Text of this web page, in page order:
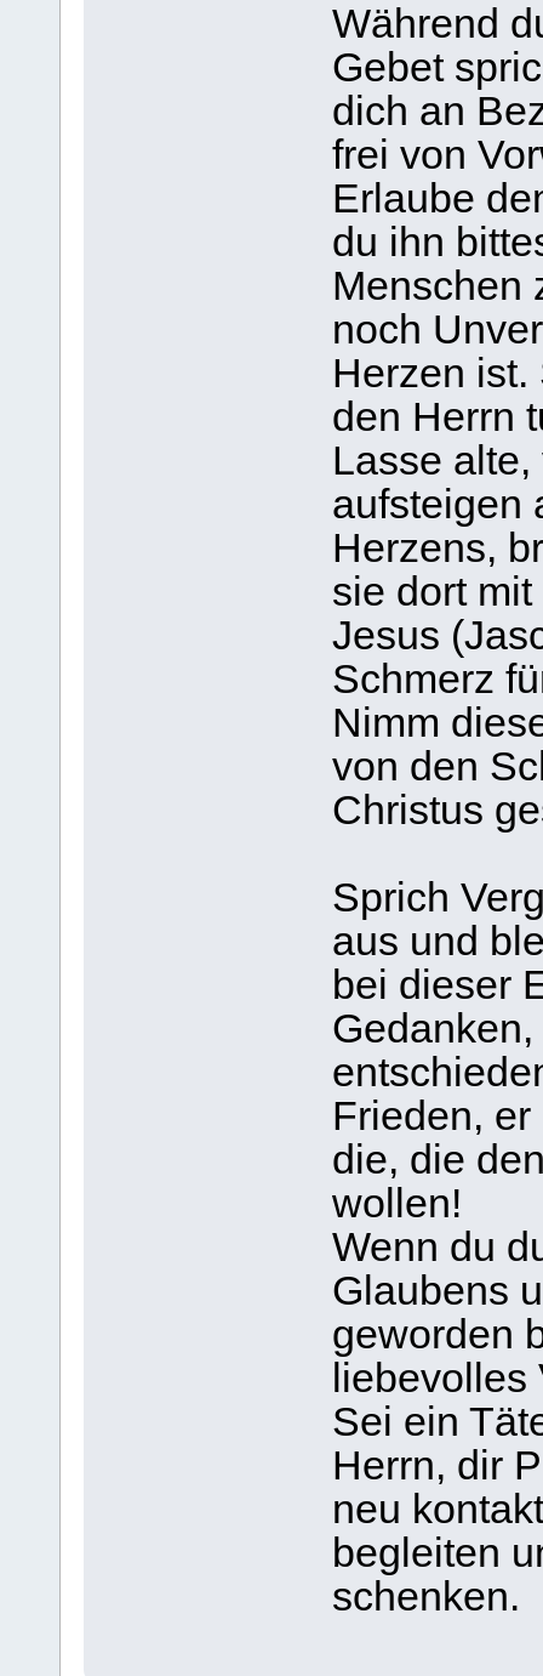
Während
Gebet
dich an
frei von
Erlaube
du ihn
Menschen
noch
Herzen ist.
den Herrn
Lasse
aufsteigen
Herzens,
sie dort
Jesus
Schmerz
Nimm
von den
Christus
Sprich
aus und
bei dieser
Frieden,
die, die
wollen!
Wenn du
Glaubens
geworden
Sei ein
Herrn, dir
neu
begleiten
schenken.